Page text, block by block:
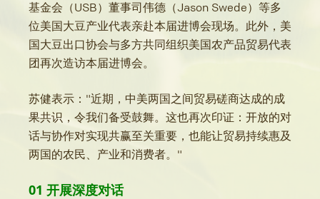
基金会（USB）董事司伟德（Jason Swede）等多
位美国大豆产业代表亲赴本届进博会现场。此外，美
国大豆出口协会与多方共同组织美国农产品贸易代表
团再次造访本届进博会。
苏健表示："近期，中美两国之间贸易磋商达成的成
果共识，令我们备受鼓舞。这也再次印证：开放的对
话与协作对实现共赢至关重要，也能让贸易持续惠及
两国的农民、产业和消费者。"
01 开展深度对话